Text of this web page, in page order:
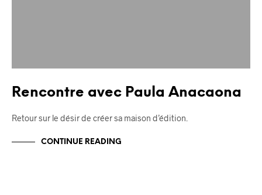
Rencontre avec Paula Anacaona
Retour sur le désir de créer sa maison d’édition.
CONTINUE READING